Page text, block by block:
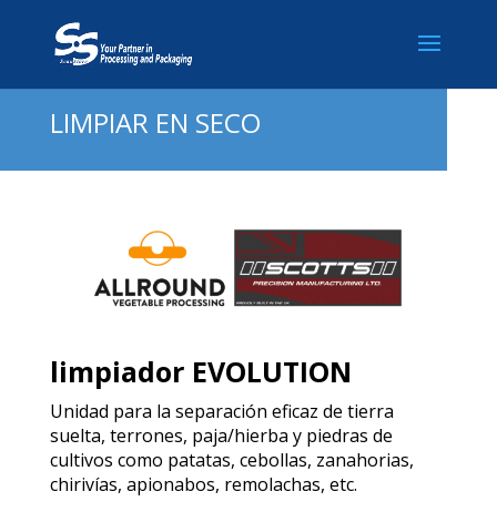
LIMPIAR EN SECO
limpiador EVOLUTION
Unidad para la separación eficaz de tierra
suelta, terrones, paja/hierba y piedras de
cultivos como patatas, cebollas, zanahorias,
chirivías, apionabos, remolachas, etc.